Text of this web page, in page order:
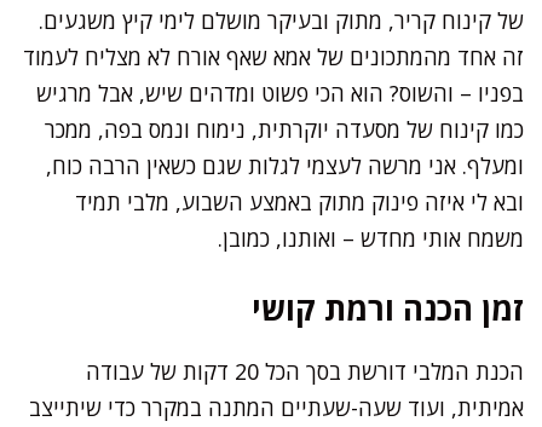
של קינוח קריר, מתוק ובעיקר מושלם לימי קיץ משגעים.
זה אחד מהמתכונים של אמא שאף אורח לא מצליח לעמוד
בפניו – והשוס? הוא הכי פשוט ומדהים שיש, אבל מרגיש
כמו קינוח של מסעדה יוקרתית, נימוח ונמס בפה, ממכר
ומעלף. אני מרשה לעצמי לגלות שגם כשאין הרבה כוח,
ובא לי איזה פינוק מתוק באמצע השבוע, מלבי תמיד
משמח אותי מחדש – ואותנו, כמובן.
זמן הכנה ורמת קושי
הכנת המלבי דורשת בסך הכל 20 דקות של עבודה
אמיתית, ועוד שעה-שעתיים המתנה במקרר כדי שיתייצב